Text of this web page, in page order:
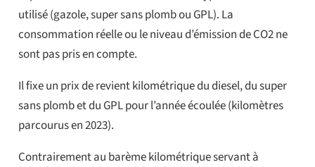
utilisé (gazole, super sans plomb ou GPL). La
consommation réelle ou le niveau d’émission de CO2 ne
sont pas pris en compte.
Il fixe un prix de revient kilométrique du diesel, du super
sans plomb et du GPL pour l’année écoulée (kilomètres
parcourus en 2023).
Contrairement au barème kilométrique servant à